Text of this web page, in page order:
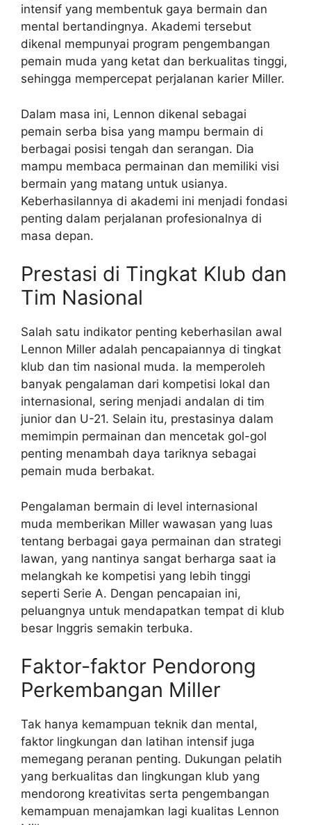
intensif yang membentuk gaya bermain dan
mental bertandingnya. Akademi tersebut
dikenal mempunyai program pengembangan
pemain muda yang ketat dan berkualitas tinggi,
sehingga mempercepat perjalanan karier Miller.
Dalam masa ini, Lennon dikenal sebagai
pemain serba bisa yang mampu bermain di
berbagai posisi tengah dan serangan. Dia
mampu membaca permainan dan memiliki visi
bermain yang matang untuk usianya.
Keberhasilannya di akademi ini menjadi fondasi
penting dalam perjalanan profesionalnya di
masa depan.
Prestasi di Tingkat Klub dan
Tim Nasional
Salah satu indikator penting keberhasilan awal
Lennon Miller adalah pencapaiannya di tingkat
klub dan tim nasional muda. Ia memperoleh
banyak pengalaman dari kompetisi lokal dan
internasional, sering menjadi andalan di tim
junior dan U-21. Selain itu, prestasinya dalam
memimpin permainan dan mencetak gol-gol
penting menambah daya tariknya sebagai
pemain muda berbakat.
Pengalaman bermain di level internasional
muda memberikan Miller wawasan yang luas
tentang berbagai gaya permainan dan strategi
lawan, yang nantinya sangat berharga saat ia
melangkah ke kompetisi yang lebih tinggi
seperti Serie A. Dengan pencapaian ini,
peluangnya untuk mendapatkan tempat di klub
besar Inggris semakin terbuka.
Faktor-faktor Pendorong
Perkembangan Miller
Tak hanya kemampuan teknik dan mental,
faktor lingkungan dan latihan intensif juga
memegang peranan penting. Dukungan pelatih
yang berkualitas dan lingkungan klub yang
mendorong kreativitas serta pengembangan
kemampuan menajamkan lagi kualitas Lennon